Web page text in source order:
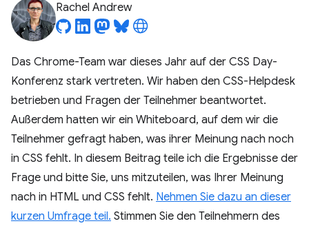
Rachel Andrew
Das Chrome-Team war dieses Jahr auf der CSS Day-
Konferenz stark vertreten. Wir haben den CSS-Helpdesk
betrieben und Fragen der Teilnehmer beantwortet.
Außerdem hatten wir ein Whiteboard, auf dem wir die
Teilnehmer gefragt haben, was ihrer Meinung nach noch
in CSS fehlt. In diesem Beitrag teile ich die Ergebnisse der
Frage und bitte Sie, uns mitzuteilen, was Ihrer Meinung
nach in HTML und CSS fehlt. Nehmen Sie dazu an dieser
kurzen Umfrage teil. Stimmen Sie den Teilnehmern des